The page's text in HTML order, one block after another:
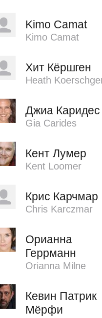
Kimo Camat
Kimo Camat
Хит Кёршген
Heath
Джиа Каридес
Gia Carides
Кент Лумер
Kent Loomer
Крис Карчмар
Chris Karczmar
Орианна
Геррманн
Orianna Milne
Кевин Патрик
Мёрфи